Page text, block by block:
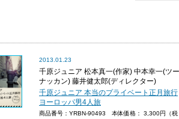
2013.01.23
千原ジュニア 松本真一(作家) 中本幸一(ツー
ナッカン) 藤井健太郎(ディレクター)
千原ジュニア 本当のプライベート正月旅行
ヨーロッパ男4人旅
商品番号：YRBN-90493 本体価格： 3,300円（税